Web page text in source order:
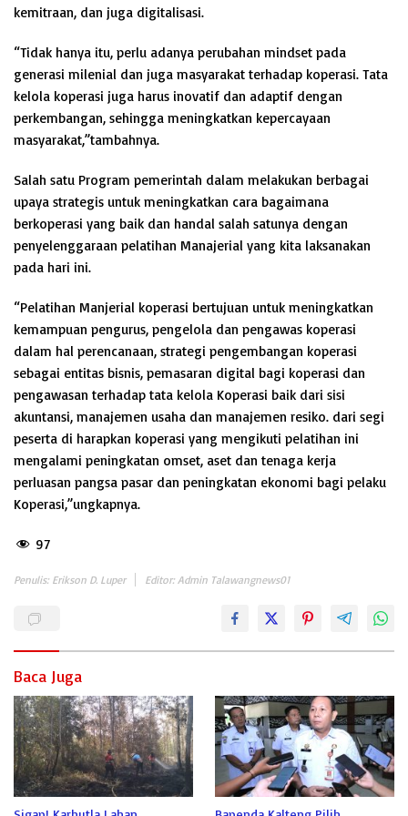
kemitraan, dan juga digitalisasi.
“Tidak hanya itu, perlu adanya perubahan mindset pada
generasi milenial dan juga masyarakat terhadap koperasi. Tata
kelola koperasi juga harus inovatif dan adaptif dengan
perkembangan, sehingga meningkatkan kepercayaan
masyarakat,”tambahnya.
Salah satu Program pemerintah dalam melakukan berbagai
upaya strategis untuk meningkatkan cara bagaimana
berkoperasi yang baik dan handal salah satunya dengan
penyelenggaraan pelatihan Manajerial yang kita laksanakan
pada hari ini.
“Pelatihan Manjerial koperasi bertujuan untuk meningkatkan
kemampuan pengurus, pengelola dan pengawas koperasi
dalam hal perencanaan, strategi pengembangan koperasi
sebagai entitas bisnis, pemasaran digital bagi koperasi dan
pengawasan terhadap tata kelola Koperasi baik dari sisi
akuntansi, manajemen usaha dan manajemen resiko. dari segi
peserta di harapkan koperasi yang mengikuti pelatihan ini
mengalami peningkatan omset, aset dan tenaga kerja
perluasan pangsa pasar dan peningkatan ekonomi bagi pelaku
Koperasi,”ungkapnya.
97
Penulis: Erikson D. Luper Editor: Admin Talawangnews01
Baca Juga